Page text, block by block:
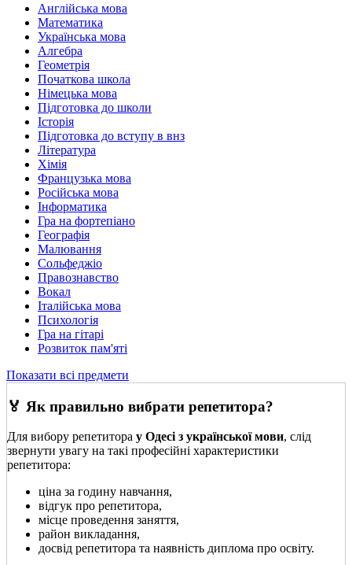
Англійська мова
Математика
Українська мова
Алгебра
Геометрія
Початкова школа
Німецька мова
Підготовка до школи
Історія
Підготовка до вступу в внз
Література
Хімія
Французька мова
Російська мова
Інформатика
Гра на фортепіано
Географія
Малювання
Сольфеджіо
Правознавство
Вокал
Італійська мова
Психологія
Гра на гітарі
Розвиток пам'яті
Показати всі предмети
🏅 Як правильно вибрати репетитора?
Для вибору репетитора у Одесі з української мови, слід
звернути увагу на такі професійні характеристики
репетитора:
ціна за годину навчання,
відгук про репетитора,
місце проведення заняття,
район викладання,
досвід репетитора та наявність диплома про освіту.